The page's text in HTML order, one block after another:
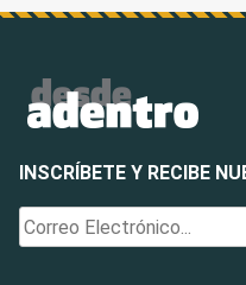
INSCRÍBETE Y RECIBE